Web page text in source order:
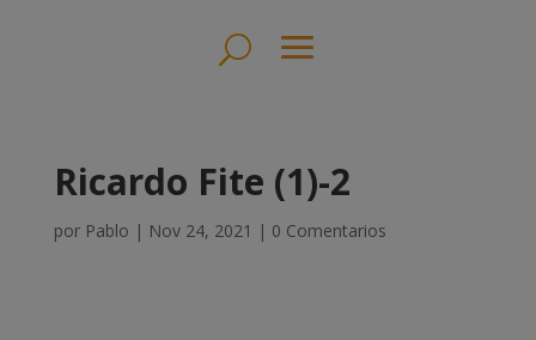
Ricardo Fite (1)-2
por Pablo | Nov 24, 2021 | 0 Comentarios